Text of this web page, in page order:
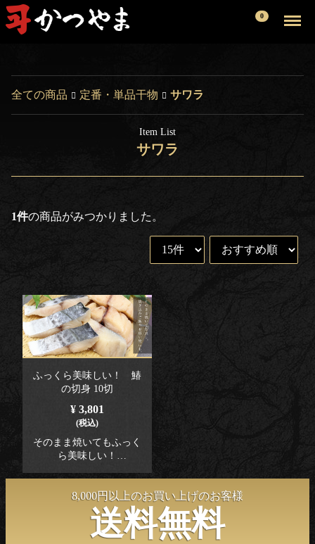
0
全ての商品 定番・単品干物 サワラ
サワラ
1件の商品がみつかりました。
ふっくら美味しい！ 鰆
の切身 10切
¥ 3,801
(税込)
そのまま焼いてもふっく
ら美味しい！
栗粉をまぶしてフライパ
ンでソテーなどでも美味
しく召し上がれますよ
～！
8,000円以上のお買い上げのお客様
送料無料